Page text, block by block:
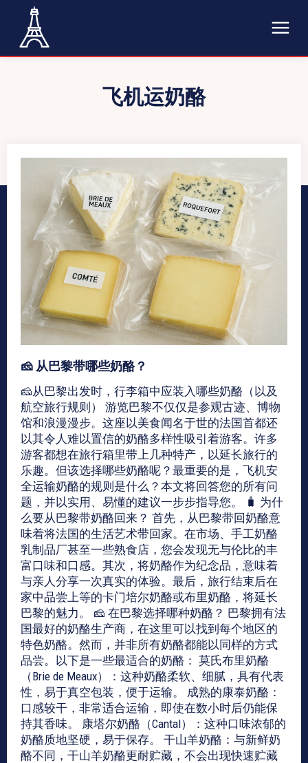
飞机运奶酪
🧀 从巴黎带哪些奶酪？
🧀从巴黎出发时，行李箱中应装入哪些奶酪（以及
航空旅行规则） 游览巴黎不仅仅是参观古迹、博物
馆和浪漫漫步。这座以美食闻名于世的法国首都还
以其令人难以置信的奶酪多样性吸引着游客。许多
游客都想在旅行箱里带上几种特产，以延长旅行的
乐趣。但该选择哪些奶酪呢？最重要的是，飞机安
全运输奶酪的规则是什么？本文将回答您的所有问
题，并以实用、易懂的建议一步步指导您。 🧳 为什
么要从巴黎带奶酪回来？ 首先，从巴黎带回奶酪意
味着将法国的生活艺术带回家。在市场、手工奶酪
乳制品厂甚至一些熟食店，您会发现无与伦比的丰
富口味和口感。其次，将奶酪作为纪念品，意味着
与亲人分享一次真实的体验。最后，旅行结束后在
家中品尝上等的卡门培尔奶酪或布里奶酪，将延长
巴黎的魅力。 🧀 在巴黎选择哪种奶酪？ 巴黎拥有法
国最好的奶酪生产商，在这里可以找到每个地区的
特色奶酪。然而，并非所有奶酪都能以同样的方式
品尝。以下是一些最适合的奶酪： 莫氏布里奶酪
（Brie de Meaux）：这种奶酪柔软、细腻，具有代表
性，易于真空包装，便于运输。 成熟的康泰奶酪：
口感较干，非常适合运输，即使在数小时后仍能保
持其香味。 康塔尔奶酪（Cantal）：这种口味浓郁的
奶酪质地坚硬，易于保存。 干山羊奶酪：与新鲜奶
酪不同，干山羊奶酪更耐贮藏，不会出现快速贮藏